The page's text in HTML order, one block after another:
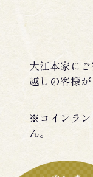
大江本家に
越しの客様が
※コインラン
ん。